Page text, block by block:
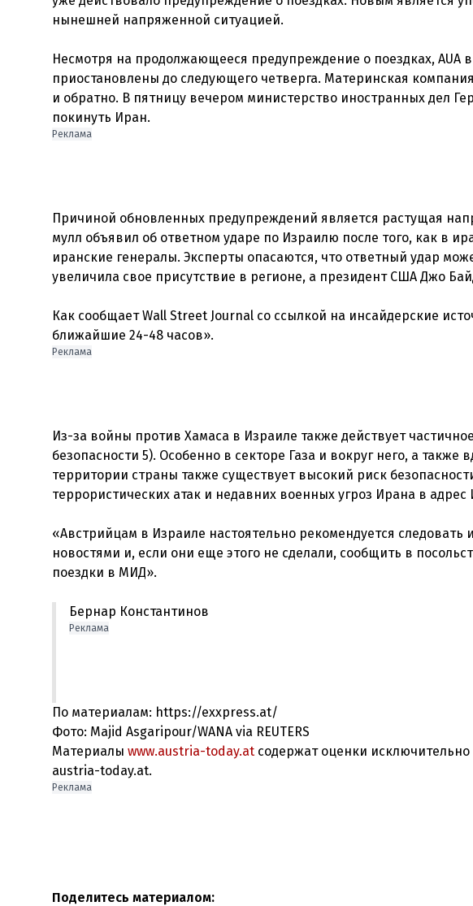
нынешней напряженной ситуацией.
Несмотря на продолжающееся предупреждение о поездках, AUA
приостановлены до следующего четверга. Материнская
и обратно. В пятницу вечером министерство иностранных дел
Реклама
Причиной обновленных предупреждений является растущая
мулл объявил об ответном ударе по Израилю после того, как в
иранские генералы. Эксперты опасаются, что ответный удар
увеличила свое присутствие в регионе, а президент США Джо
Как сообщает Wall Street Journal со ссылкой на инсайдерские
Реклама
Из-за войны против Хамаса в Израиле также действует
безопасности 5). Особенно в секторе Газа и вокруг него, а
территории страны также существует высокий риск
террористических атак и недавних военных угроз Ирана в адрес
«Австрийцам в Израиле настоятельно рекомендуется следовать
новостями и, если они еще этого не сделали, сообщить в
Бернар Константинов
Реклама
По материалам: https://exxpress.at/
Фото: Majid Asgaripour/WANA via REUTERS
Материалы www.austria-today.at содержат оценки
austria-today.at.
Реклама
Поделитесь материалом: